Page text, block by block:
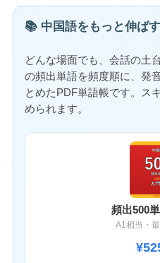
📚 中国語をもっと伸ば
どんな場面でも、会話の土
の頻出単語を頻度順に、発
とめたPDF単語帳です。ス
められます。
頻出500
A1相当・